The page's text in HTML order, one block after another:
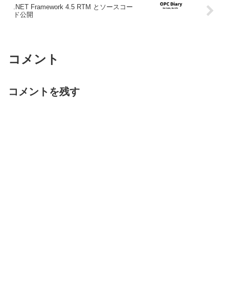
.NET Framework 4.5 RTM とソースコー
ド公開
コメント
コメントを残す